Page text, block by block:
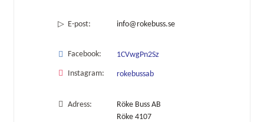
E-post: info@rokebuss.se
Facebook: 1CVwgPn2Sz
Instagram: rokebussab
Adress:
Röke Buss AB
Röke 4107